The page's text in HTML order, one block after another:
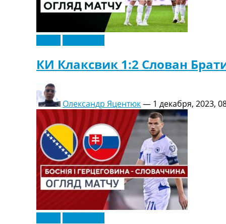
КИ Клаксвик 1:2 Слован
Олександр Яцентюк— 1 декабря, 2023,